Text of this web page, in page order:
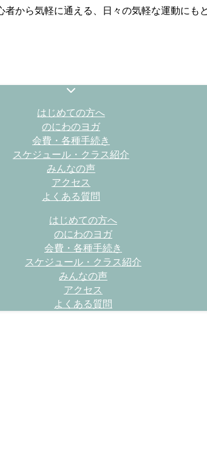
から気軽に通える、日々の気軽な運動にも
はじめての方へ
のにわのヨガ
会費・各種手続き
スケジュール・クラス紹介
みんなの声
アクセス
よくある質問
はじめての方へ
のにわのヨガ
会費・各種手続き
スケジュール・クラス紹介
みんなの声
アクセス
よくある質問